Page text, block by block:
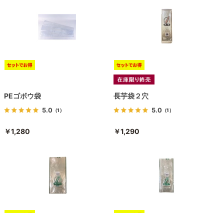
PEゴボウ袋
5.0 （1）
￥1,280
長芋袋２穴
5.0 （1）
￥1,290